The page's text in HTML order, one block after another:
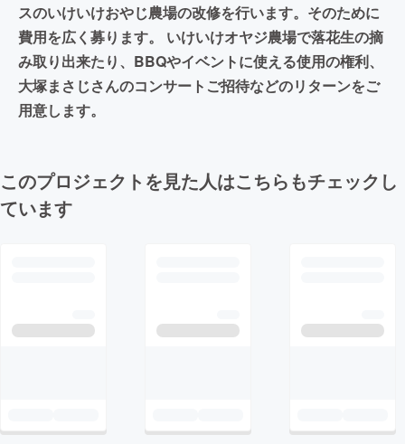
スのいけいけおやじ農場の改修を行います。そのために
費用を広く募ります。 いけいけオヤジ農場で落花生の摘
み取り出来たり、BBQやイベントに使える使用の権利、
大塚まさじさんのコンサートご招待などのリターンをご
用意します。
このプロジェクトを見た人はこちらもチェックし
ています